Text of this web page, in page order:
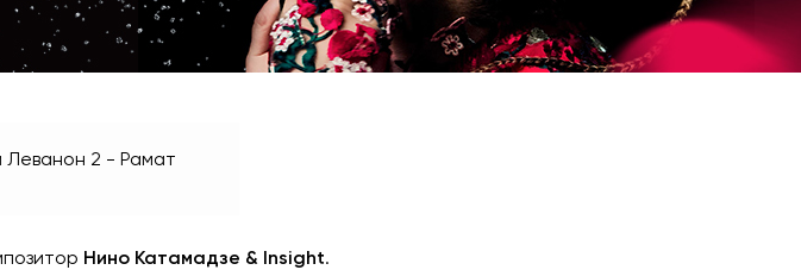
Леванон 2 - Рамат
Нино Катамадзе & Insight.